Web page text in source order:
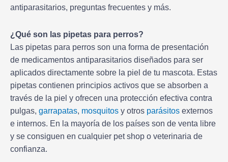
antiparasitarios, preguntas frecuentes y más.
¿Qué son las pipetas para perros?
Las pipetas para perros son una forma de presentación
de medicamentos antiparasitarios diseñados para ser
aplicados directamente sobre la piel de tu mascota. Estas
pipetas contienen principios activos que se absorben a
través de la piel y ofrecen una protección efectiva contra
pulgas, garrapatas, mosquitos y otros parásitos externos
e internos. En la mayoría de los países son de venta libre
y se consiguen en cualquier pet shop o veterinaria de
confianza.